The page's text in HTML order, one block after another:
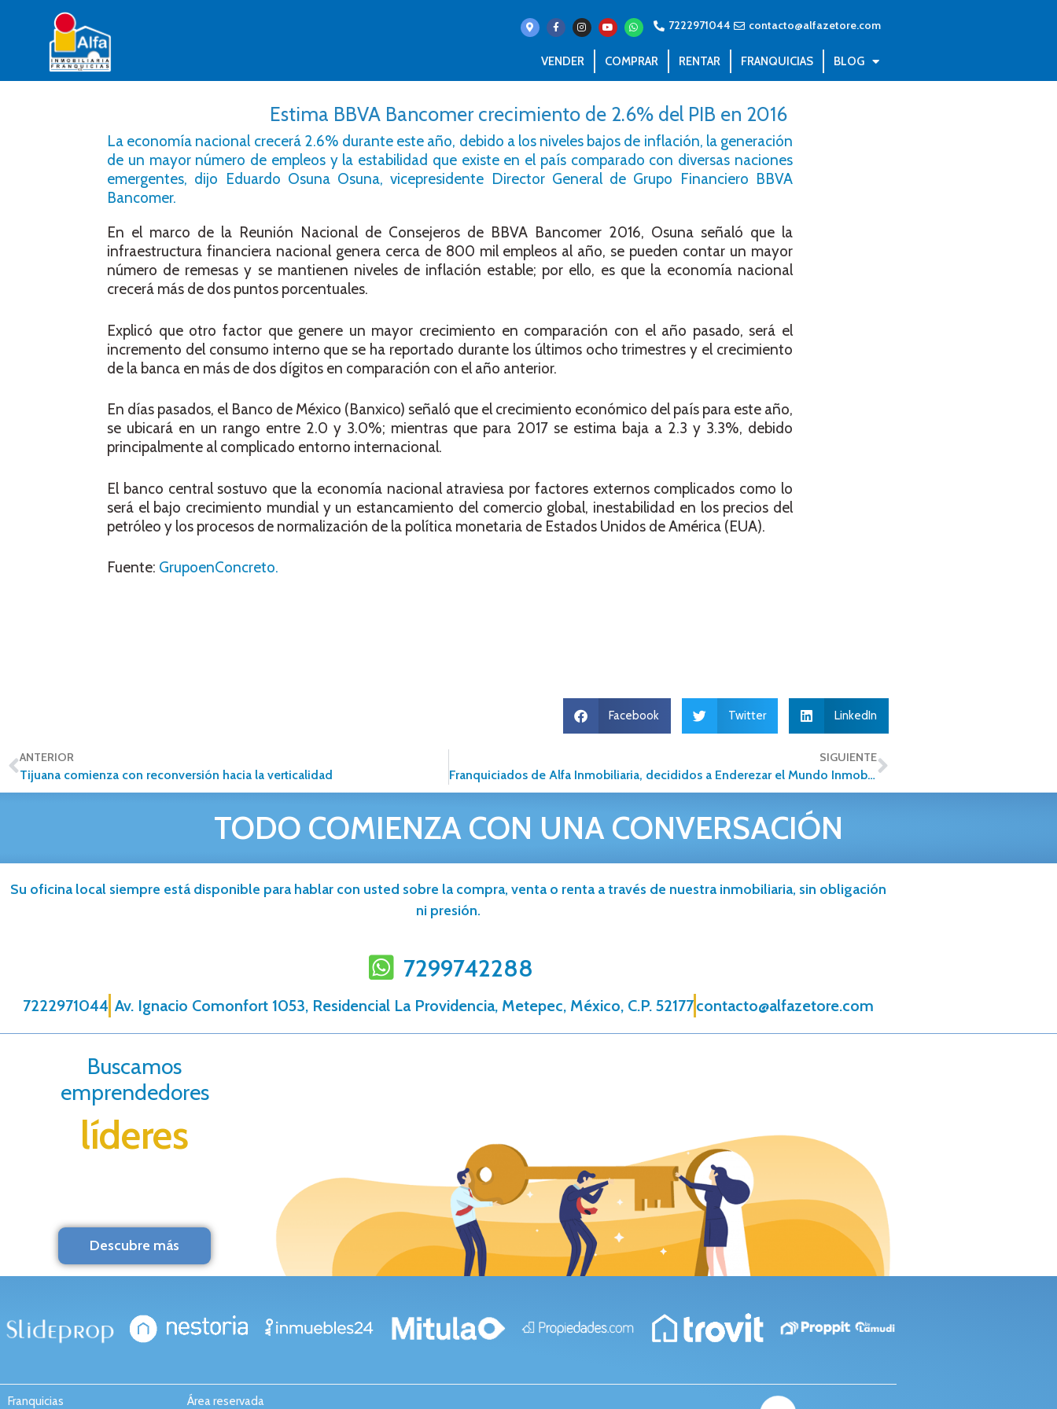
7222971044 contacto@alfazetore.com
VENDER COMPRAR RENTAR FRANQUICIAS BLOG
Estima BBVA Bancomer crecimiento de 2.6% del PIB en 2016
La economía nacional crecerá 2.6% durante este año, debido a los niveles bajos de inflación, la generación
de un mayor número de empleos y la estabilidad que existe en el país comparado con diversas naciones
emergentes, dijo Eduardo Osuna Osuna, vicepresidente Director General de Grupo Financiero BBVA
Bancomer.
En el marco de la Reunión Nacional de Consejeros de BBVA Bancomer 2016, Osuna señaló que la
infraestructura financiera nacional genera cerca de 800 mil empleos al año, se pueden contar un mayor
número de remesas y se mantienen niveles de inflación estable; por ello, es que la economía nacional
crecerá más de dos puntos porcentuales.
Explicó que otro factor que genere un mayor crecimiento en comparación con el año pasado, será el
incremento del consumo interno que se ha reportado durante los últimos ocho trimestres y el crecimiento
de la banca en más de dos dígitos en comparación con el año anterior.
En días pasados, el Banco de México (Banxico) señaló que el crecimiento económico del país para este año,
se ubicará en un rango entre 2.0 y 3.0%; mientras que para 2017 se estima baja a 2.3 y 3.3%, debido
principalmente al complicado entorno internacional.
El banco central sostuvo que la economía nacional atraviesa por factores externos complicados como lo
será el bajo crecimiento mundial y un estancamiento del comercio global, inestabilidad en los precios del
petróleo y los procesos de normalización de la política monetaria de Estados Unidos de América (EUA).
Fuente: GrupoenConcreto.
Facebook Twitter LinkedIn
ANTERIOR
Tijuana comienza con reconversión hacia la verticalidad
SIGUIENTE
Franquiciados de Alfa Inmobiliaria, decididos a Enderezar el Mundo Inmobiliario
TODO COMIENZA CON UNA CONVERSACIÓN
Su oficina local siempre está disponible para hablar con usted sobre la compra, venta o renta a través de nuestra inmobiliaria, sin obligación
ni presión.
7299742288
7222971044 Av. Ignacio Comonfort 1053, Residencial La Providencia, Metepec, México, C.P. 52177contacto@alfazetore.com
Buscamos
emprendedores
líderes
Descubre más
Franquicias Área reservada